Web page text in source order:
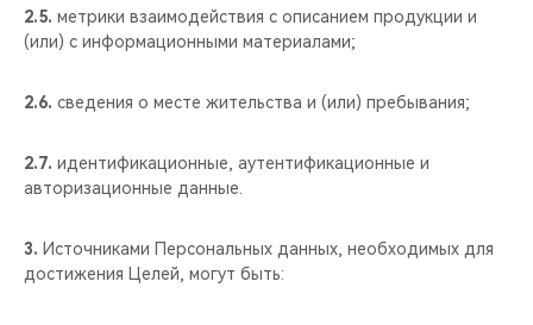
2.5. метрики взаимодействия с описанием продукции и
(или) с информационными материалами;
2.6. сведения о месте жительства и (или) пребывания;
2.7. идентификационные, аутентификационные и
авторизационные данные.
3. Источниками Персональных данных, необходимых для
достижения Целей, могут быть: